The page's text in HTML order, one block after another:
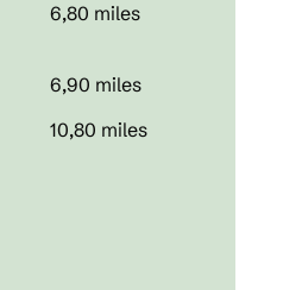
6,80 miles
6,90 miles
10,80 miles